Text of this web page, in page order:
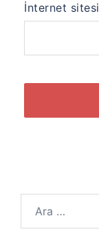
İnternet sitesi